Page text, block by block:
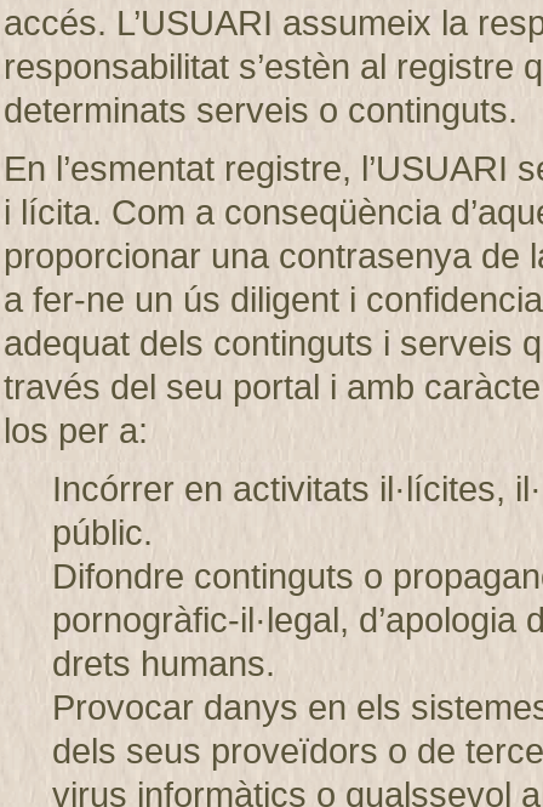
accés. L’USUARI assumeix la
responsabilitat s’estèn al registre
determinats serveis o continguts.
En l’esmentat registre, l’USUARI
i lícita. Com a conseqüència
proporcionar una contrasenya de
a fer-ne un ús diligent i
adequat dels continguts i serveis
través del seu portal i amb
los per a:
Incórrer en activitats il·lícites,
públic.
Difondre continguts o
pornogràfic-il·legal,
drets humans.
Provocar danys en els
dels seus proveïdors o de
virus informàtics o qualssevol